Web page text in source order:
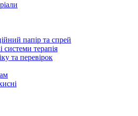
папір та спрей
системи терапія
та перевірок